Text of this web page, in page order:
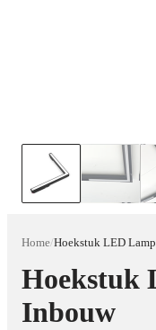
Home/Hoekstuk LED
Hoekstuk
Inbouw